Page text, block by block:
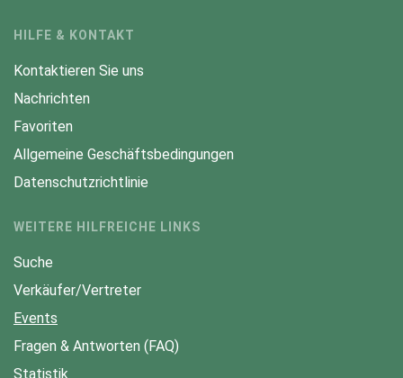
HILFE & KONTAKT
Kontaktieren Sie uns
Nachrichten
Favoriten
Allgemeine Geschäftsbedingungen
Datenschutzrichtlinie
WEITERE HILFREICHE LINKS
Suche
Verkäufer/Vertreter
Events
Fragen & Antworten (FAQ)
Statistik